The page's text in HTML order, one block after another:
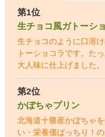
第1位
生チョコ風ガトーシ
生チョコのように口溶
トーショコラです。た
大人味に仕上げました。
第2位
かぼちゃプリン
北海道十勝産かぼちゃ
い・栄養価ばっちり！の